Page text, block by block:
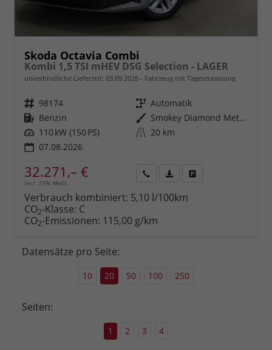
Skoda Octavia Combi
Kombi 1,5 TSI mHEV DSG Selection - LAGER
unverbindliche Lieferzeit: 03.09.2026 Fahrzeug mit Tageszulassung
Fahrzeugnr. 98174 Getriebe Automatik
Kraftstoff Benzin Außenfarbe
Smokey Diamond Metallic ()
Leistung 110 kW (150 PS) Kilometerstand 20 km
07.08.2026
32.271,– €
incl. 19% MwSt.
anfordern
Datei,
Verbrauch kombiniert: 5,10 l/100km
CO2-Klasse: C
CO2-Emissionen: 115,00 g/km
Datensätze pro Seite:
10 20 50 100 250
Seiten:
1 2 3 4